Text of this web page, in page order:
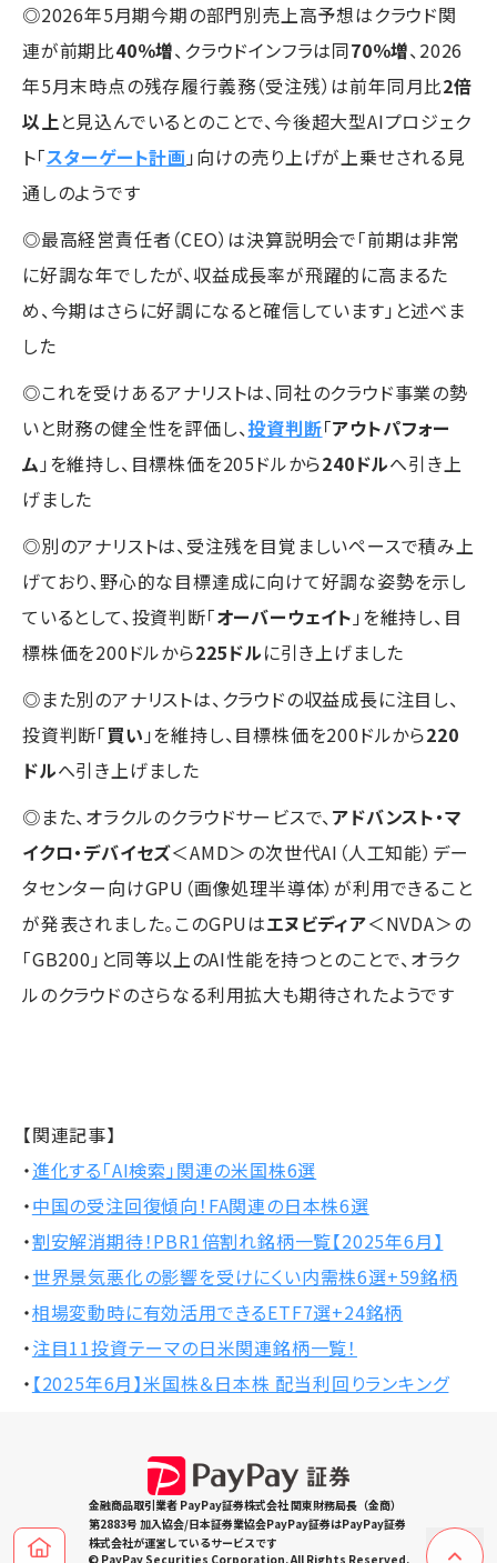
◎2026年5月期今期の部門別売上高予想はクラウド関
連が前期比40％増、クラウドインフラは同70％増、2026
年5月末時点の残存履行義務（受注残）は前年同月比2倍
以上と見込んでいるとのことで、今後超大型AIプロジェク
ト「スターゲート計画 」向けの売り上げが上乗せされる見
通しのようです
◎最高経営責任者（CEO）は決算説明会で「前期は非常
に好調な年でしたが、収益成長率が飛躍的に高まるた
め、今期はさらに好調になると確信しています」と述べま
した
◎これを受けあるアナリストは、同社のクラウド事業の勢
いと財務の健全性を評価し、投資判断「アウトパフォー
ム 」を維持し、目標株価を205ドルから240ドルへ引き上
げました
◎別のアナリストは、受注残を目覚ましいペースで積み上
げており、野心的な目標達成に向けて好調な姿勢を示し
ているとして、投資判断「オーバーウェイト 」を維持し、目
標株価を200ドルから225ドルに引き上げました
◎また別のアナリストは、クラウドの収益成長に注目し、
投資判断「買い 」を維持し、目標株価を200ドルから220
ドルへ引き上げました
◎また、オラクルのクラウドサービスで、アドバンスト・マ
イクロ・デバイセズ＜AMD＞の次世代AI（人工知能）デー
タセンター向けGPU（画像処理半導体）が利用できること
が発表されました。このGPUはエヌビディア＜NVDA＞の
「GB200」と同等以上のAI性能を持つとのことで、オラク
ルのクラウドのさらなる利用拡大も期待されたようです
【関連記事】
・進化する「AI検索」関連の米国株6選
・中国の受注回復傾向！FA関連の日本株6選
・割安解消期待！PBR1倍割れ銘柄一覧【2025年6月】
・世界景気悪化の影響を受けにくい内需株6選+59銘柄
・相場変動時に有効活用できるETF7選+24銘柄
・注目11投資テーマの日米関連銘柄一覧！
・ 【2025年6月】米国株＆日本株 配当利回りランキング
金融商品取引業者 PayPay証券株式会社 関東財務局長（金商）
第2883号 加入協会/日本証券業協会PayPay証券はPayPay証券
株式会社が運営しているサービスです
© PayPay Securities Corporation. All Rights Reserved.